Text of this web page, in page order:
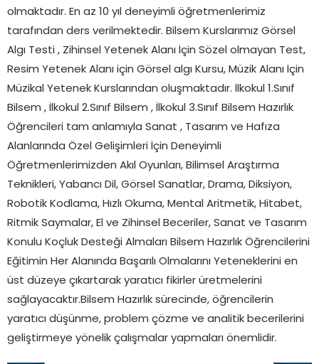
olmaktadır. En az 10 yıl deneyimli öğretmenlerimiz
tarafından ders verilmektedir. Bilsem Kurslarımız Görsel
Algı Testi , Zihinsel Yetenek Alanı İçin Sözel olmayan Test,
Resim Yetenek Alanı için Görsel algı Kursu, Müzik Alanı İçin
Müzikal Yetenek Kurslarından oluşmaktadır. İlkokul 1.Sınıf
Bilsem , İlkokul 2.Sınıf Bilsem , İlkokul 3.Sınıf Bilsem Hazırlık
Öğrencileri tam anlamıyla Sanat , Tasarım ve Hafıza
Alanlarında Özel Gelişimleri İçin Deneyimli
Öğretmenlerimizden Akıl Oyunları, Bilimsel Araştırma
Teknikleri, Yabancı Dil, Görsel Sanatlar, Drama, Diksiyon,
Robotik Kodlama, Hızlı Okuma, Mental Aritmetik, Hitabet,
Ritmik Saymalar, El ve Zihinsel Beceriler, Sanat ve Tasarım
Konulu Koçluk Desteği Almaları Bilsem Hazırlık Öğrencilerini
Eğitimin Her Alanında Başarılı Olmalarını Yeteneklerini en
üst düzeye çıkartarak yaratıcı fikirler üretmelerini
sağlayacaktır.Bilsem Hazırlık sürecinde, öğrencilerin
yaratıcı düşünme, problem çözme ve analitik becerilerini
geliştirmeye yönelik çalışmalar yapmaları önemlidir.